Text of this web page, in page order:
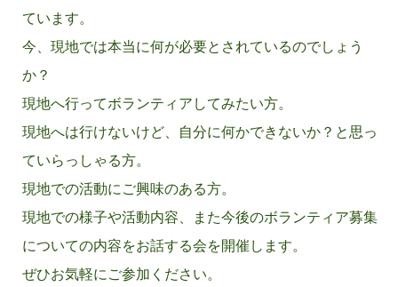
ています。
今、現地では本当に何が必要とされているのでしょう
か？
現地へ行ってボランティアしてみたい方。
現地へは行けないけど、自分に何かできないか？と思っ
ていらっしゃる方。
現地での活動にご興味のある方。
現地での様子や活動内容、また今後のボランティア募集
についての内容をお話する会を開催します。
ぜひお気軽にご参加ください。